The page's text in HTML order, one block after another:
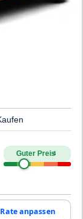
Guter Preis4
Rate anpassen